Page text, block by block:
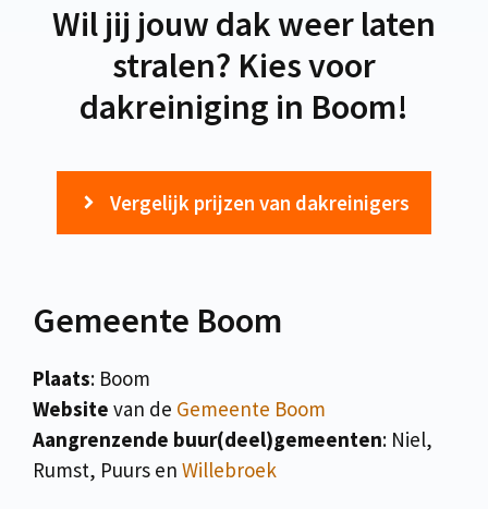
Wil jij jouw dak weer laten
stralen? Kies voor
dakreiniging in Boom!
Vergelijk prijzen van dakreinigers
Gemeente Boom
Plaats: Boom
Website van de Gemeente Boom
Aangrenzende buur(deel)gemeenten: Niel,
Rumst, Puurs en Willebroek